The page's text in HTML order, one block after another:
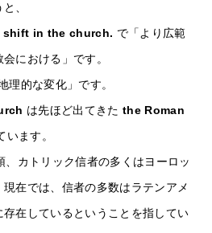
、
shift in the church. で「より広範
における」です。
理的な変化」です。
は先ほど出てきたthe Roman
います。
、カトリック信者の多くはヨーロッ
在では、信者の多数はラテンアメ
存在しているということを指してい